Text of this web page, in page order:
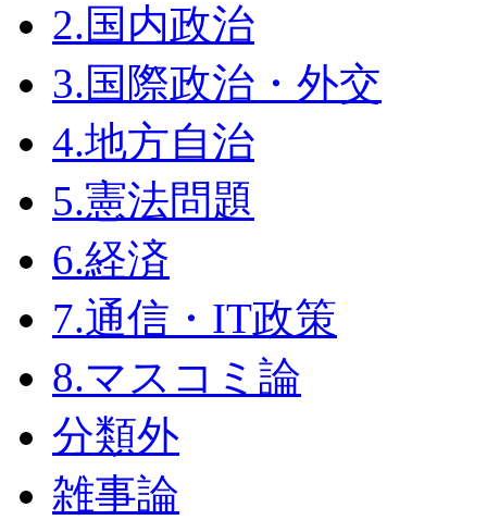
2.国内政治
3.国際政治・外交
4.地方自治
5.憲法問題
6.経済
7.通信・IT政策
8.マスコミ論
分類外
雑事論